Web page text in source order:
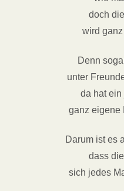
doch
wird
Denn
unter
da hat
ganz eigene
Darum ist es
dass
sich jedes